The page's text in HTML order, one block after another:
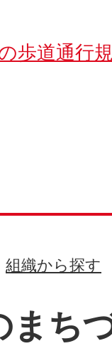
歩道通行
組織から探す
まち